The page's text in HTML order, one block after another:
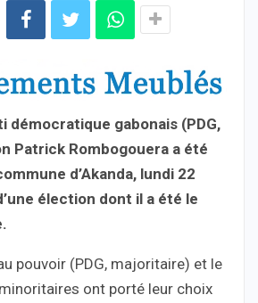
démocratique gabonais (PDG,
Patrick Rombogouera a été
d’Akanda, lundi 22
élection dont il a été le
pouvoir (PDG, majoritaire) et le
ont porté leur choix